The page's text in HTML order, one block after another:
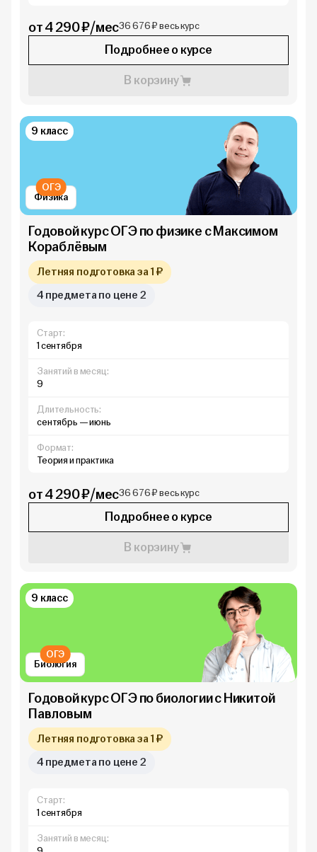
от 4 290 ₽/мес36 676 ₽ весь курс
Подробнее о курсе
В корзину
Физика
ОГЭ
9 класс
Годовой курс ОГЭ по физике с Максимом
Кораблёвым
Летняя подготовка за 1 ₽
4 предмета по цене 2
Старт:
1 сентября
Занятий в месяц:
9
Длительность:
сентябрь — июнь
Формат:
Теория и практика
от 4 290 ₽/мес36 676 ₽ весь курс
Подробнее о курсе
В корзину
Биология
ОГЭ
9 класс
Годовой курс ОГЭ по биологии с Никитой
Павловым
Летняя подготовка за 1 ₽
4 предмета по цене 2
Старт:
1 сентября
Занятий в месяц: